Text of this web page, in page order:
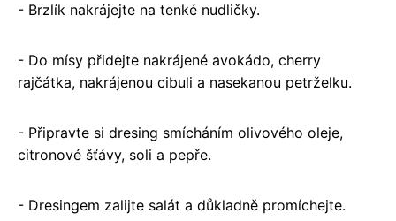
- Brzlík nakrájejte na tenké nudličky.
- Do mísy přidejte nakrájené avokádo, cherry
rajčátka, nakrájenou cibuli a nasekanou petrželku.
- Připravte si dresing smícháním olivového oleje,
citronové šťávy, soli a pepře.
- Dresingem zalijte salát a důkladně promíchejte.